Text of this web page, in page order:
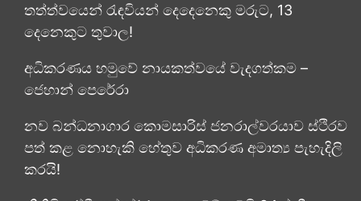
තත්ත්වයෙන් රැඳවියන් දෙදෙනෙකු මරුට, 13
දෙනෙකුට තුවාල!
අධිකරණය හමුවේ නායකත්වයේ වැදගත්කම –
ජෙහාන් පෙරේරා
නව බන්ධනාගාර කොමසාරිස් ජනරාල්වරයාව ස්ථිරව
පත් කළ නොහැකි හේතුව අධිකරණ අමාත්‍ය පැහැදිලි
කරයි!